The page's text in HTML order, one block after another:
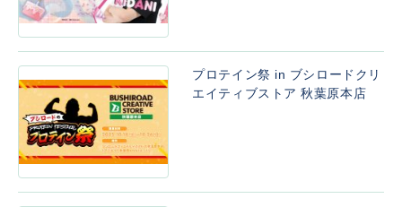
プロテイン祭 in ブシロードクリ
エイティブストア 秋葉原本店